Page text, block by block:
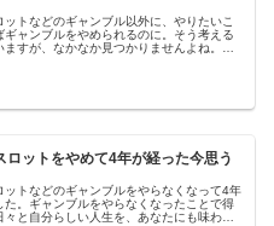
ットなどのギャンブル以外に、やりたいこ
ギャンブルをやめられるのに。そう考える
ますが、なかなか見つかりませんよね。そ
ロットをやめて4年が経った今思う
ットなどのギャンブルをやらなくなって4年
た。ギャンブルをやらなくなったことで得
々と自分らしい人生を、あなたにも味わっ